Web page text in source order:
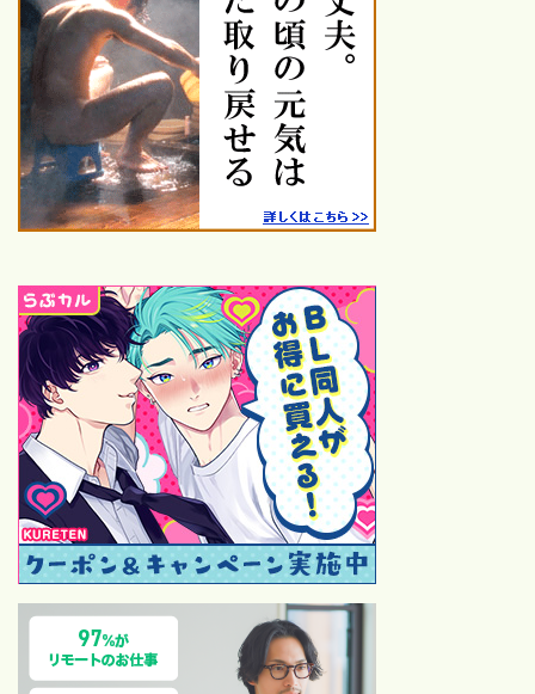
鑑賞した映画
26年鑑賞【25本】
23年鑑賞【109本】
ハロプロ
【保存版】モーニング娘。歴
代シングル一覧｜売上・順
位・カップリング完全ガイド
【2026最新】モーニング
娘。歴代オーディション全記
録！1期〜18期合格者と落選
後の有名人まとめ